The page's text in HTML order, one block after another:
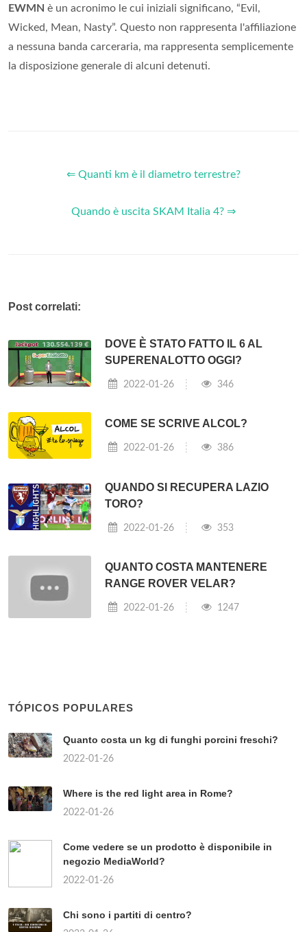
EWMN è un acronimo le cui iniziali significano, “Evil,
Wicked, Mean, Nasty”. Questo non rappresenta l'affiliazione
a nessuna banda carceraria, ma rappresenta semplicemente
la disposizione generale di alcuni detenuti.
⇐ Quanti km è il diametro terrestre?
Quando è uscita SKAM Italia 4? ⇒
Post correlati:
DOVE È STATO FATTO IL 6 AL
SUPERENALOTTO OGGI?
2022-01-26 346
COME SE SCRIVE ALCOL?
2022-01-26 386
QUANDO SI RECUPERA LAZIO
TORO?
2022-01-26 353
QUANTO COSTA MANTENERE
RANGE ROVER VELAR?
2022-01-26 1247
TÓPICOS POPULARES
Quanto costa un kg di funghi porcini freschi?
2022-01-26
Where is the red light area in Rome?
2022-01-26
Come vedere se un prodotto è disponibile in
negozio MediaWorld?
2022-01-26
Chi sono i partiti di centro?